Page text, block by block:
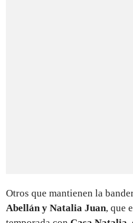
Otros que mantienen la
Abellán y Natalia Juan, que